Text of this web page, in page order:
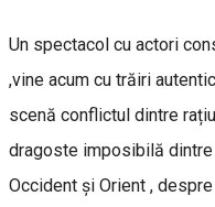
Un spectacol cu actori
,vine acum cu trăiri
scenă conflictul dintre
dragoste imposibilă
Occident și Orient ,